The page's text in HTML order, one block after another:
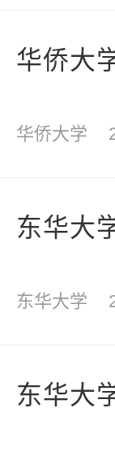
华侨大
华侨大学
东华大
东华大学
东华大